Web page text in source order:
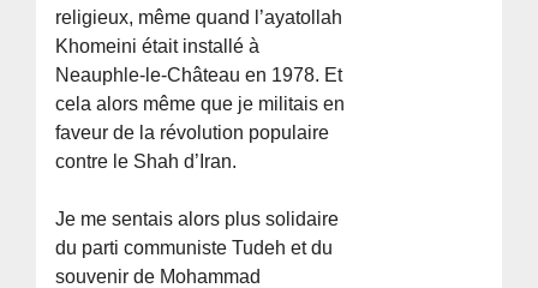
religieux, même quand l’ayatollah
Khomeini était installé à
Neauphle-le-Château en 1978. Et
cela alors même que je militais en
faveur de la révolution populaire
contre le Shah d’Iran.
Je me sentais alors plus solidaire
du parti communiste Tudeh et du
souvenir de Mohammad